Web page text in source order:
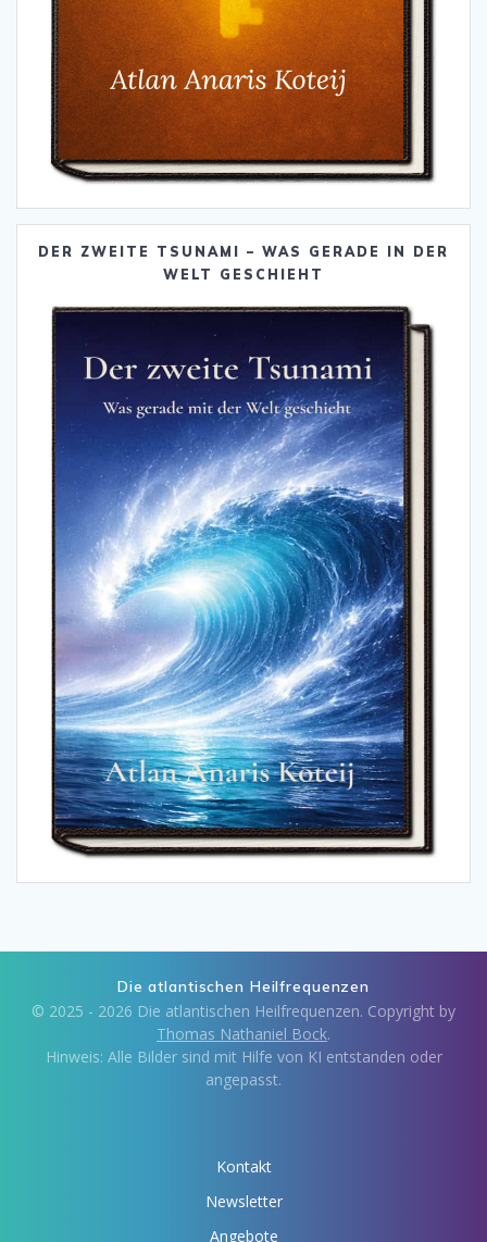
DER ZWEITE TSUNAMI – WAS GERADE IN DER
WELT GESCHIEHT
Die atlantischen Heilfrequenzen
© 2025 - 2026 Die atlantischen Heilfrequenzen. Copyright by
Thomas Nathaniel Bock.
Hinweis: Alle Bilder sind mit Hilfe von KI entstanden oder
angepasst.
Kontakt
Newsletter
Angebote